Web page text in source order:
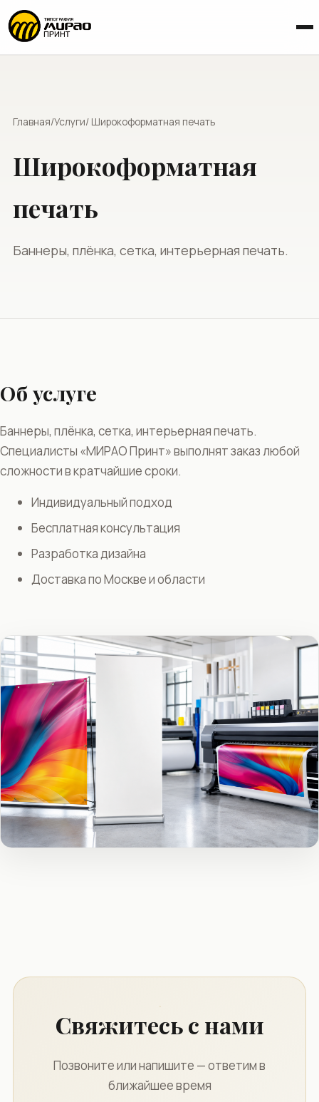
Главная/Услуги/ Широкоформатная печать
Широкоформатная
печать
Баннеры, плёнка, сетка, интерьерная печать.
Об услуге
Баннеры, плёнка, сетка, интерьерная печать.
Специалисты «МИРАО Принт» выполнят заказ любой
сложности в кратчайшие сроки.
Индивидуальный подход
Бесплатная консультация
Разработка дизайна
Доставка по Москве и области
Свяжитесь с нами
Позвоните или напишите — ответим в
ближайшее время